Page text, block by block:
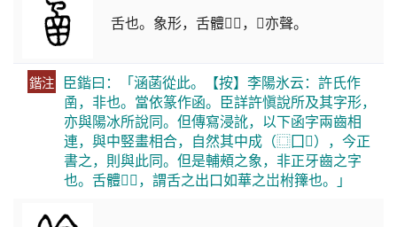
舌也。象形，舌體𢎘𢎘，𢎘亦聲。
鍇注 臣鍇曰：「涵菡從此。【按】李陽氷云：許氏作
圅，非也。當依篆作函。臣詳許愼說所及其字形，
亦與陽冰所說同。但傳寫浸訛，以下函字兩齒相
連，與中竪畫相合，自然其中成（⿴囗𢆉），今正
書之，則與此同。但是輔頰之象，非正牙齒之字
也。舌體𢎘𢎘，謂舌之出口如華之岀柎籜也。」